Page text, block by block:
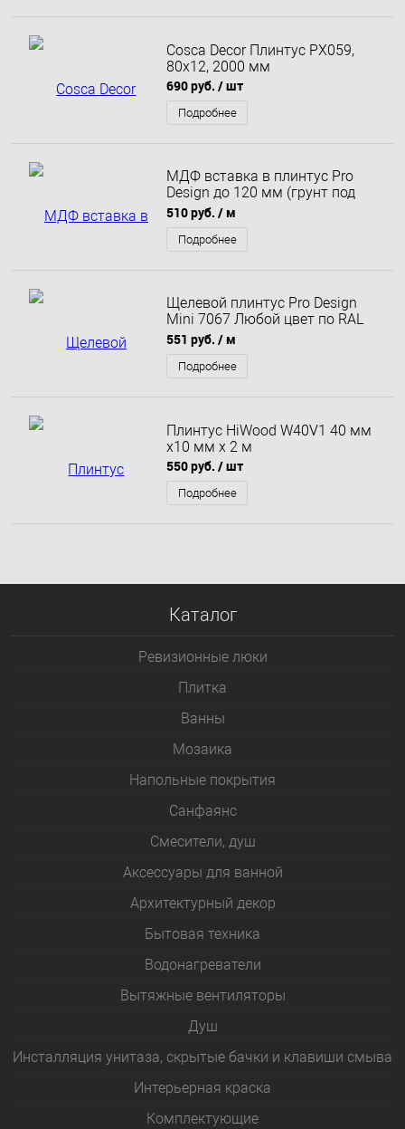
Cosca Decor Плинтус PX059,
80х12, 2000 мм
690 руб. / шт
Подробнее
МДФ вставка в плинтус Pro
Design до 120 мм (грунт под
покраску)
510 руб. / м
Подробнее
Щелевой плинтус Pro Design
Mini 7067 Любой цвет по RAL
2.7 метра
551 руб. / м
Подробнее
Плинтус HiWood W40V1 40 мм
х10 мм х 2 м
550 руб. / шт
Подробнее
Каталог
Ревизионные люки
Плитка
Bанны
Мозаика
Напольные покрытия
Санфаянс
Смесители, душ
Аксессуары для ванной
Архитектурный декор
Бытовая техника
Водонагреватели
Вытяжные вентиляторы
Душ
Инсталляция унитаза, скрытые бачки и клавиши смыва
Интерьерная краска
Комплектующие